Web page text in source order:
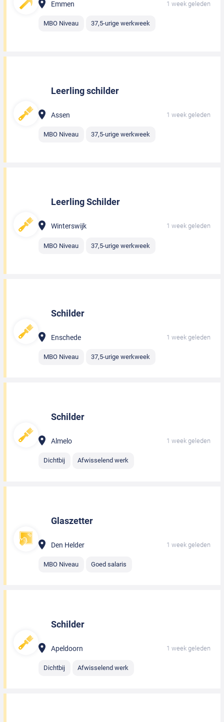
Emmen 1 week geleden
MBO Niveau 37,5-urige werkweek
Leerling schilder
Assen 1 week geleden
MBO Niveau 37,5-urige werkweek
Leerling Schilder
Winterswijk 1 week geleden
MBO Niveau 37,5-urige werkweek
Schilder
Enschede 1 week geleden
MBO Niveau 37,5-urige werkweek
Schilder
Almelo 1 week geleden
Dichtbij Afwisselend werk
Glaszetter
Den Helder 1 week geleden
MBO Niveau Goed salaris
Schilder
Apeldoorn 1 week geleden
Dichtbij Afwisselend werk